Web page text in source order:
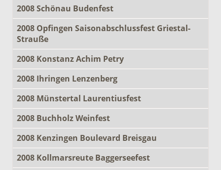
2008 Schönau Budenfest
2008 Opfingen Saisonabschlussfest Griestal-
Strauße
2008 Konstanz Achim Petry
2008 Ihringen Lenzenberg
2008 Münstertal Laurentiusfest
2008 Buchholz Weinfest
2008 Kenzingen Boulevard Breisgau
2008 Kollmarsreute Baggerseefest